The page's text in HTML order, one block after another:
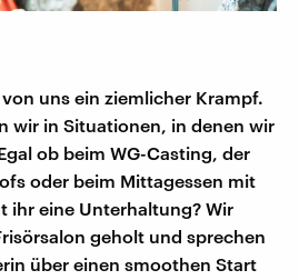
uns ein ziemlicher Krampf.
wir in Situationen, in denen wir
ob beim WG-Casting, der
oder beim Mittagessen mit
ihr eine Unterhaltung? Wir
geholt und sprechen
über einen smoothen Start